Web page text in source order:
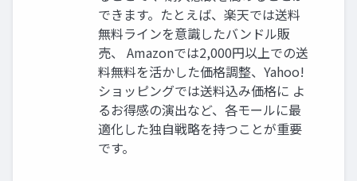
できます。たとえば、楽天では送料
無料ラインを意識したバンドル販
売、 Amazonでは2,000円以上での送
料無料を活かした価格調整、Yahoo!
ショッピングでは送料込み価格に よ
るお得感の演出など、各モールに最
適化した独自戦略を持つことが重要
です。